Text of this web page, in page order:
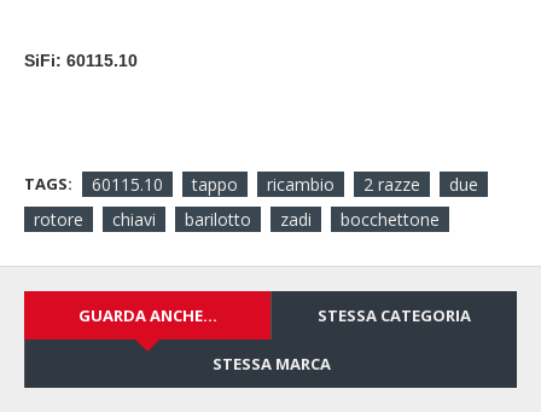
SiFi: 60115.10
TAGS: 60115.10 tappo ricambio 2 razze
due
rotore
chiavi barilotto zadi bocchettone
GUARDA ANCHE... STESSA CATEGORIA
STESSA MARCA